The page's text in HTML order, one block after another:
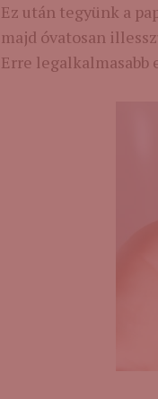
Ez után tegyünk a
majd óvatosan
Erre legalkalmasabb